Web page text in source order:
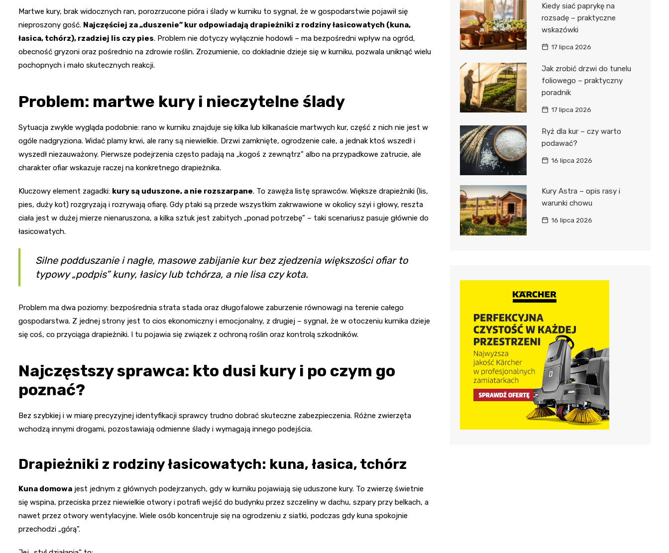
Martwe kury, brak widocznych ran, porozrzucone pióra i ślady w kurniku to sygnał, że w gospodarstwie pojawił się
nieproszony gość. Najczęściej za „duszenie” kur odpowiadają drapieżniki z rodziny łasicowatych (kuna,
łasica, tchórz), rzadziej lis czy pies. Problem nie dotyczy wyłącznie hodowli – ma bezpośredni wpływ na ogród,
obecność gryzoni oraz pośrednio na zdrowie roślin. Zrozumienie, co dokładnie dzieje się w kurniku, pozwala uniknąć wielu
pochopnych i mało skutecznych reakcji.
Problem: martwe kury i nieczytelne ślady
Sytuacja zwykle wygląda podobnie: rano w kurniku znajduje się kilka lub kilkanaście martwych kur, część z nich nie jest w
ogóle nadgryziona. Widać plamy krwi, ale rany są niewielkie. Drzwi zamknięte, ogrodzenie całe, a jednak ktoś wszedł i
wyszedł niezauważony. Pierwsze podejrzenia często padają na „kogoś z zewnątrz” albo na przypadkowe zatrucie, ale
charakter ofiar wskazuje raczej na konkretnego drapieżnika.
Kluczowy element zagadki: kury są uduszone, a nie rozszarpane. To zawęża listę sprawców. Większe drapieżniki (lis,
pies, duży kot) rozgryzają i rozrywają ofiarę. Gdy ptaki są przede wszystkim zakrwawione w okolicy szyi i głowy, reszta
ciała jest w dużej mierze nienaruszona, a kilka sztuk jest zabitych „ponad potrzebę” – taki scenariusz pasuje głównie do
łasicowatych.
Silne podduszanie i nagłe, masowe zabijanie kur bez zjedzenia większości ofiar to
typowy „podpis” kuny, łasicy lub tchórza, a nie lisa czy kota.
Problem ma dwa poziomy: bezpośrednia strata stada oraz długofalowe zaburzenie równowagi na terenie całego
gospodarstwa. Z jednej strony jest to cios ekonomiczny i emocjonalny, z drugiej – sygnał, że w otoczeniu kurnika dzieje
się coś, co przyciąga drapieżniki. I tu pojawia się związek z ochroną roślin oraz kontrolą szkodników.
Najczęstszy sprawca: kto dusi kury i po czym go
poznać?
Bez szybkiej i w miarę precyzyjnej identyfikacji sprawcy trudno dobrać skuteczne zabezpieczenia. Różne zwierzęta
wchodzą innymi drogami, pozostawiają odmienne ślady i wymagają innego podejścia.
Drapieżniki z rodziny łasicowatych: kuna, łasica, tchórz
Kuna domowa jest jednym z głównych podejrzanych, gdy w kurniku pojawiają się uduszone kury. To zwierzę świetnie
się wspina, przeciska przez niewielkie otwory i potrafi wejść do budynku przez szczeliny w dachu, szpary przy belkach, a
nawet przez otwory wentylacyjne. Wiele osób koncentruje się na ogrodzeniu z siatki, podczas gdy kuna spokojnie
przechodzi „górą”.
Kiedy siać paprykę na
rozsadę – praktyczne
wskazówki
17 lipca 2026
Jak zrobić drzwi do tunelu
foliowego – praktyczny
poradnik
17 lipca 2026
Ryż dla kur – czy warto
podawać?
16 lipca 2026
Kury Astra – opis rasy i
warunki chowu
16 lipca 2026